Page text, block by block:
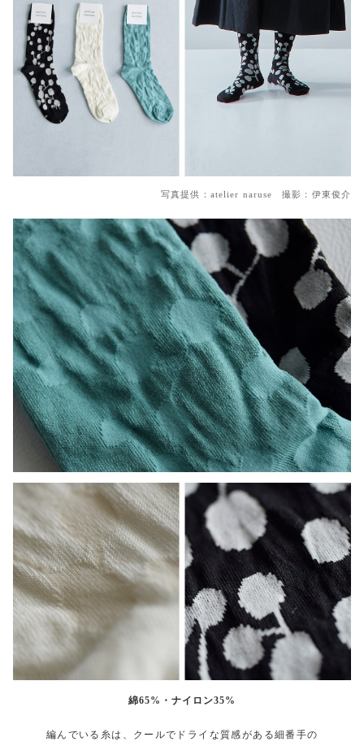
写真提供：atelier naruse 撮影：伊東俊介
綿65%・ナイロン35%
編んでいる糸は、クールでドライな質感がある細番手の